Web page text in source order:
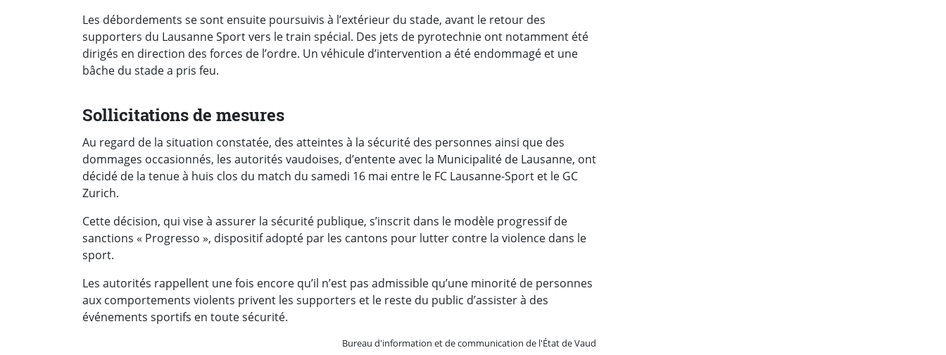
Les débordements se sont ensuite poursuivis à l’extérieur du stade, avant le retour des
supporters du Lausanne Sport vers le train spécial. Des jets de pyrotechnie ont notamment été
dirigés en direction des forces de l’ordre. Un véhicule d’intervention a été endommagé et une
bâche du stade a pris feu.
Sollicitations de mesures
Au regard de la situation constatée, des atteintes à la sécurité des personnes ainsi que des
dommages occasionnés, les autorités vaudoises, d’entente avec la Municipalité de Lausanne, ont
décidé de la tenue à huis clos du match du samedi 16 mai entre le FC Lausanne-Sport et le GC
Zurich.
Cette décision, qui vise à assurer la sécurité publique, s’inscrit dans le modèle progressif de
sanctions « Progresso », dispositif adopté par les cantons pour lutter contre la violence dans le
sport.
Les autorités rappellent une fois encore qu’il n’est pas admissible qu’une minorité de personnes
aux comportements violents privent les supporters et le reste du public d’assister à des
événements sportifs en toute sécurité.
Bureau d'information et de communication de l'État de Vaud